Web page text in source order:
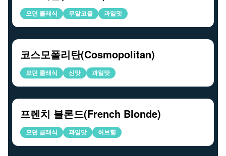
모던 클래식 무알코올 과일맛
코스모폴리탄(Cosmopolitan)
모던 클래식 신맛 과일맛
프렌치 블론드(French Blonde)
모던 클래식 과일맛 허브향